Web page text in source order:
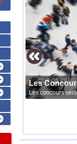
Les
Les concours